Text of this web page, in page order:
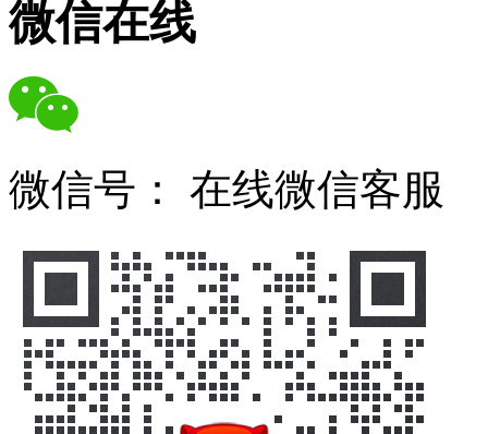
微信在线
微信号： 在线微信客服